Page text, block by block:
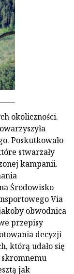
okoliczności.
Poskutkowało
stwarzały
kampanii.
Środowisko
Via
obwodnica
przepisy
decyzji
którą udało się
jak